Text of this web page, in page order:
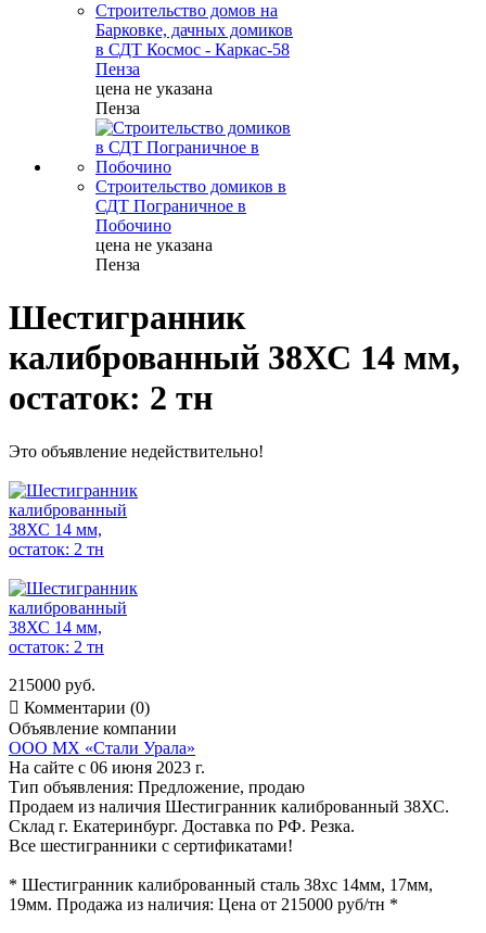
Строительство домов на
Барковке, дачных домиков
в СДТ Космос - Каркас-58
Пенза
цена не указана
Пенза
Строительство домиков в
СДТ Пограничное в
Побочино
цена не указана
Пенза
Шестигранник
калиброванный 38ХС 14 мм,
остаток: 2 тн
Это объявление недействительно!
215000 руб.
 Комментарии (0)
Объявление компании
ООО МХ «Стали Урала»
На сайте с 06 июня 2023 г.
Тип объявления: Предложение, продаю
Продаем из наличия Шестигранник калиброванный 38ХС.
Склад г. Екатеринбург. Доставка по РФ. Резка.
Все шестигранники с сертификатами!
* Шестигранник калиброванный сталь 38хс 14мм, 17мм,
19мм. Продажа из наличия: Цена от 215000 руб/тн *